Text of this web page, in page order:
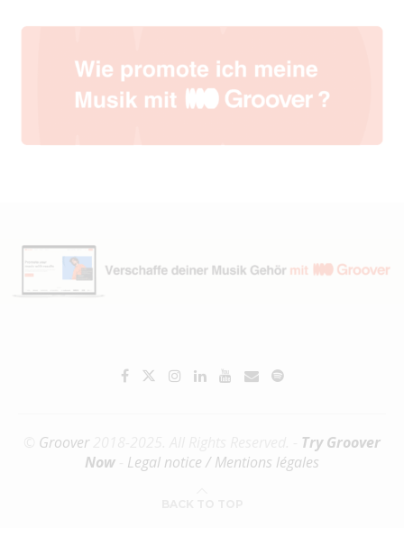
Groover2018-2025. All Rights Reserved. - Try Groover
Now
Legal notice / Mentions légales